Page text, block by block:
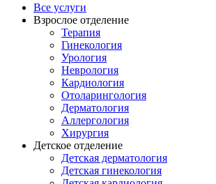
Все услуги
Взрослое отделение
Терапия
Гинекология
Урология
Неврология
Кардиология
Отоларингология
Дерматология
Аллергология
Хирургия
Детское отделение
Детская дерматология
Детская гинекология